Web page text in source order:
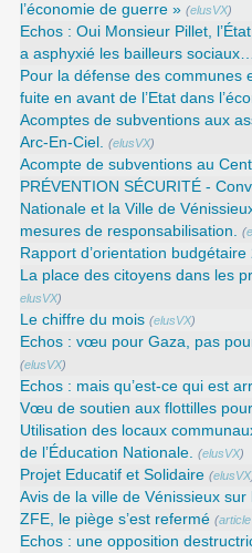
l’économie de guerre » (elusVX)
Echos : Oui Monsieur Pillet,
a asphyxié les bailleurs sociaux…
Pour la défense des communes
fuite en avant de l’Etat dans
Acomptes de subventions aux
Arc-En-Ciel. (elusVX)
Acompte de subventions au
PRÉVENTION SÉCURITÉ -
Nationale et la Ville de
mesures de responsabilisation. (
Rapport d’orientation budgétaire
La place des citoyens dans les
elusVX)
Le chiffre du mois (elusVX)
Echos : vœu pour Gaza, pas
(elusVX)
Echos : mais qu’est-ce qui est
Vœu de soutien aux flottilles
Utilisation des locaux
de l’Éducation Nationale. (elusVX)
Projet Educatif et Solidaire (elusVX
Avis de la ville de Vénissieux
ZFE, le piège s’est refermé (
Echos : une opposition